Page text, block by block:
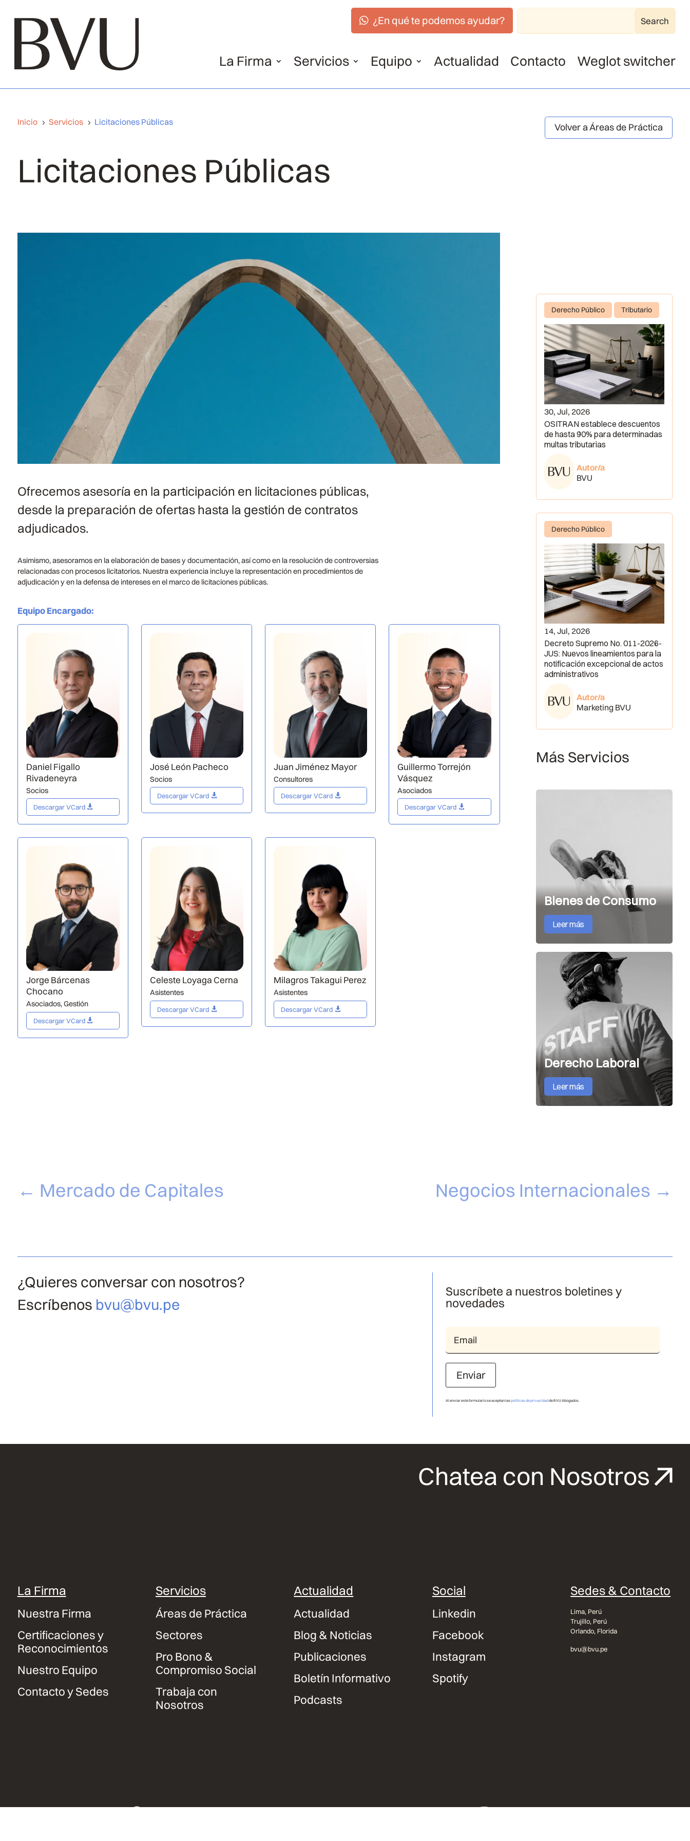
¿En qué te podemos ayudar?
La Firma Servicios Equipo Actualidad Contacto Weglot switcher
Inicio 5 Servicios 5 Licitaciones Públicas Volver a Áreas de Práctica
Licitaciones Públicas
Ofrecemos asesoría en la participación en licitaciones públicas,
desde la preparación de ofertas hasta la gestión de contratos
adjudicados.
Asimismo, asesoramos en la elaboración de bases y documentación, así como en la resolución de controversias
relacionadas con procesos licitatorios. Nuestra experiencia incluye la representación en procedimientos de
adjudicación y en la defensa de intereses en el marco de licitaciones públicas.
Equipo Encargado:
Daniel Figallo
Rivadeneyra
Socios
Descargar VCard
José León Pacheco
Socios
Descargar VCard
Juan Jiménez Mayor
Consultores
Descargar VCard
Guillermo Torrejón
Vásquez
Asociados
Descargar VCard
Jorge Bárcenas
Chocano
Asociados,Gestión
Descargar VCard
Celeste Loyaga Cerna
Asistentes
Descargar VCard
Milagros Takagui Perez
Asistentes
Descargar VCard
Derecho Público Tributario
30, Jul, 2026
OSITRAN establece descuentos
de hasta 90% para determinadas
multas tributarias
Autor/a
BVU
Derecho Público
14, Jul, 2026
Decreto Supremo No. 011-2026-
JUS: Nuevos lineamientos para la
notificación excepcional de actos
administrativos
Autor/a
Marketing BVU
Más Servicios
Bienes de Consumo
Leer más
Derecho Laboral
Leer más
← Mercado de Capitales Negocios Internacionales →
¿Quieres conversar con nosotros?
Escríbenos bvu@bvu.pe
Suscríbete a nuestros boletines y
novedades
Enviar
Al enviar este formulario se aceptan laspolíticas de privacidadde BVU Abogados.
Chatea con Nosotros
La Firma
Nuestra Firma
Certificaciones y
Reconocimientos
Nuestro Equipo
Contacto y Sedes
Servicios
Áreas de Práctica
Sectores
Pro Bono &
Compromiso Social
Trabaja con
Nosotros
Actualidad
Actualidad
Blog & Noticias
Publicaciones
Boletín Informativo
Podcasts
Social
Linkedin
Facebook
Instagram
Spotify
Sedes & Contacto
Lima, Perú
Trujillo, Perú
Orlando, Florida
bvu@bvu.pe